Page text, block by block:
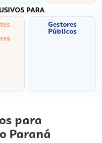
PARA
Gestores
Públicos
para
Paraná